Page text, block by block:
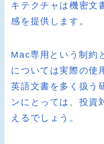
キテクチャは機密文
感を提供します。
Mac専用という制約
については実際の使
英語文書を多く扱う
ンにとっては、投資
えるでしょう。